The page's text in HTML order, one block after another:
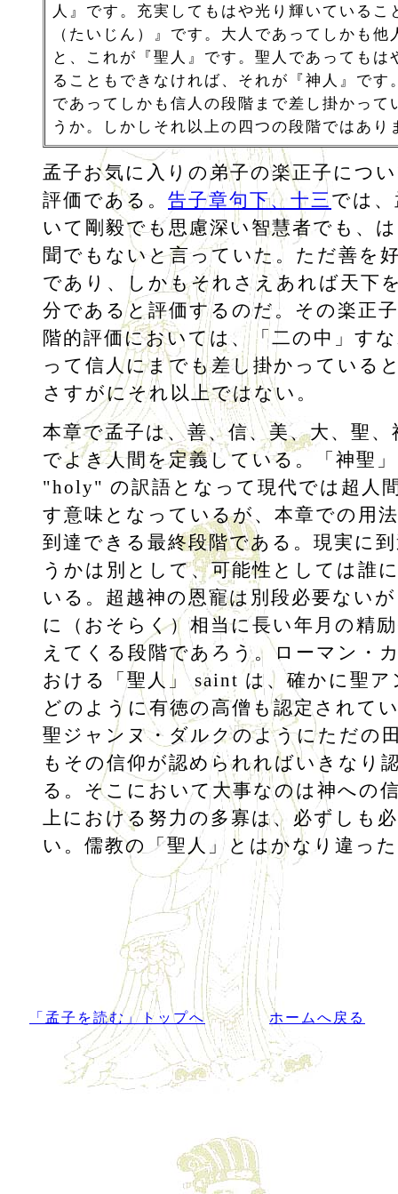
人』です。充実してもはや光り輝いているこ
（たいじん）』です。大人であってしかも
と、これが『聖人』です。聖人であってもは
ることもできなければ、それが『神人』です
であってしかも信人の段階まで差し掛かって
うか。しかしそれ以上の四つの段階ではあり
孟子お気に入りの弟子の楽正子につ
評価である。 告子章句下、十三 では
いて剛毅でも思慮深い智慧者でも、
聞でもないと言っていた。ただ善を
であり、しかもそれさえあれば天下
分であると評価するのだ。その楽正
階的評価においては、「二の中」す
って信人にまでも差し掛かっている
さすがにそれ以上ではない。
本章で孟子は、善、信、美、大、聖
でよき人間を定義している。「神聖
"holy" の訳語となって現代では超人
す意味となっているが、本章での用
到達できる最終段階である。現実に
うかは別として、可能性としては誰
いる。超越神の恩寵は別段必要ない
に（おそらく）相当に長い年月の精
えてくる段階であろう。ローマン・
おける「聖人」 saint は、確かに聖
どのように有徳の高僧も認定されて
聖ジャンヌ・ダルクのようにただの
もその信仰が認められればいきなり
る。そこにおいて大事なのは神への
上における努力の多寡は、必ずしも
い。儒教の「聖人」とはかなり違っ
「孟子を読む」トップへ ホームへ戻る